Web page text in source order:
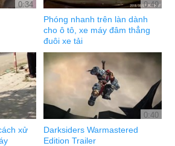
0:34 0:49
Phóng nhanh trên làn dành
cho ô tô, xe máy đâm thẳng
đuôi xe tải
xử
0:40
Darksiders Warmastered
Edition Trailer